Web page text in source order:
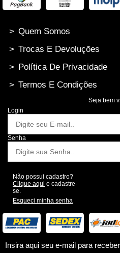
> Quem Somos
> Trocas E Devoluções
> Política De Privacidade
> Termos E Condições
Seja bem
Login
Senha
Não possui cadastro?
Clique aqui e cadastre-
se.
Esqueci minha senha
Insira aqui seu e-mail para